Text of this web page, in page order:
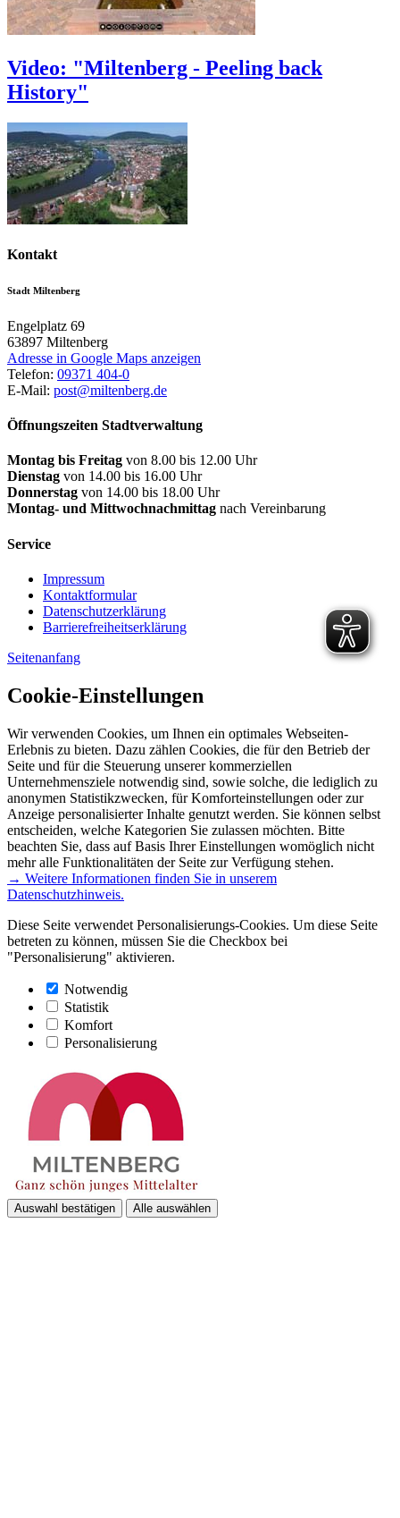
Video: "Miltenberg - Peeling back
History"
Kontakt
Stadt Miltenberg
Engelplatz 69
63897 Miltenberg
Adresse in Google Maps anzeigen
Telefon: 09371 404-0
E-Mail: post@miltenberg.de
Öffnungszeiten Stadtverwaltung
Montag bis Freitag von 8.00 bis 12.00 Uhr
Dienstag von 14.00 bis 16.00 Uhr
Donnerstag von 14.00 bis 18.00 Uhr
Montag- und Mittwochnachmittag nach Vereinbarung
Service
Impressum
Kontaktformular
Datenschutzerklärung
Barrierefreiheitserklärung
Seitenanfang
Cookie-Einstellungen
Wir verwenden Cookies, um Ihnen ein optimales Webseiten-
Erlebnis zu bieten. Dazu zählen Cookies, die für den Betrieb der
Seite und für die Steuerung unserer kommerziellen
Unternehmensziele notwendig sind, sowie solche, die lediglich zu
anonymen Statistikzwecken, für Komforteinstellungen oder zur
Anzeige personalisierter Inhalte genutzt werden. Sie können selbst
entscheiden, welche Kategorien Sie zulassen möchten. Bitte
beachten Sie, dass auf Basis Ihrer Einstellungen womöglich nicht
mehr alle Funktionalitäten der Seite zur Verfügung stehen.
→ Weitere Informationen finden Sie in unserem
Datenschutzhinweis.
Diese Seite verwendet Personalisierungs-Cookies. Um diese Seite
betreten zu können, müssen Sie die Checkbox bei
"Personalisierung" aktivieren.
Notwendig
Statistik
Komfort
Personalisierung
Auswahl bestätigen Alle auswählen